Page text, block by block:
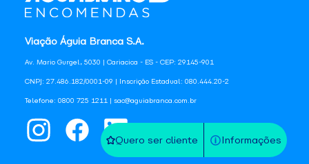
Quero ser cliente Informações
Viação Águia Branca S.A.
Av. Mario Gurgel, 5030 | Cariacica - ES - CEP: 29145-901
CNPJ: 27.486.182/0001-09 | Inscrição Estadual: 080.444.20-2
Telefone: 0800 725 1211 | sac@aguiabranca.com.br